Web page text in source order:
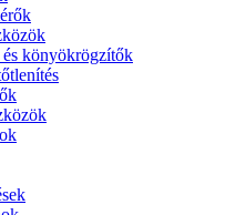
könyökrögzítők